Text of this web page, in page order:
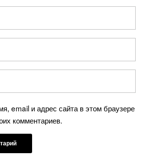
email и адрес сайта в этом браузере
комментариев.